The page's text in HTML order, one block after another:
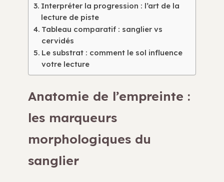
Interpréter la progression : l’art de la
lecture de piste
Tableau comparatif : sanglier vs
cervidés
Le substrat : comment le sol influence
votre lecture
Anatomie de l’empreinte :
les marqueurs
morphologiques du
sanglier